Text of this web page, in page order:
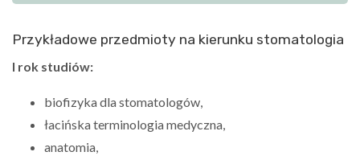
Przykładowe przedmioty na kierunku stomatologia
I rok studiów:
biofizyka dla stomatologów,
łacińska terminologia medyczna,
anatomia,